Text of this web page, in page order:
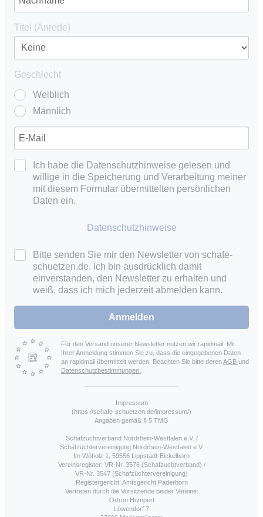
Titel (Anrede)
Geschlecht
Weiblich
Männlich
Ich habe die Datenschutzhinweise gelesen und
willige in die Speicherung und Verarbeitung meiner
mit diesem Formular übermittelten persönlichen
Daten ein.
Datenschutzhinweise
Bitte senden Sie mir den Newsletter von schafe-
schuetzen.de. Ich bin ausdrücklich damit
einverstanden, den Newsletter zu erhalten und
weiß, dass ich mich jederzeit abmelden kann.
Anmelden
Für den Versand unserer Newsletter nutzen wir rapidmail. Mit
Ihrer Anmeldung stimmen Sie zu, dass die eingegebenen Daten
an rapidmail übermittelt werden. Beachten Sie bitte derenAGB und
Datenschutzbestimmungen
Impressum
(https://schafe-schuetzen.de/impressum/)
Angaben gemäß § 5 TMG
Schafzuchtverband Nordrhein-Westfalen e.V. /
Schafzüchtervereinigung Nordrhein-Westfalen e.V.
Im Wöholz 1, 59556 Lippstadt-Eickelborn
Vereinsregister: VR-Nr. 3576 (Schafzuchtverband) /
VR-Nr. 3547 (Schafzüchtervereinigung)
Registergericht: Amtsgericht Paderborn
Vertreten durch die Vorsitzende beider Vereine:
Ortrun Humpert
Löwendorf 7